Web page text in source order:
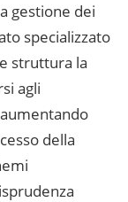
gestione dei
specializzato
struttura la
agli
della